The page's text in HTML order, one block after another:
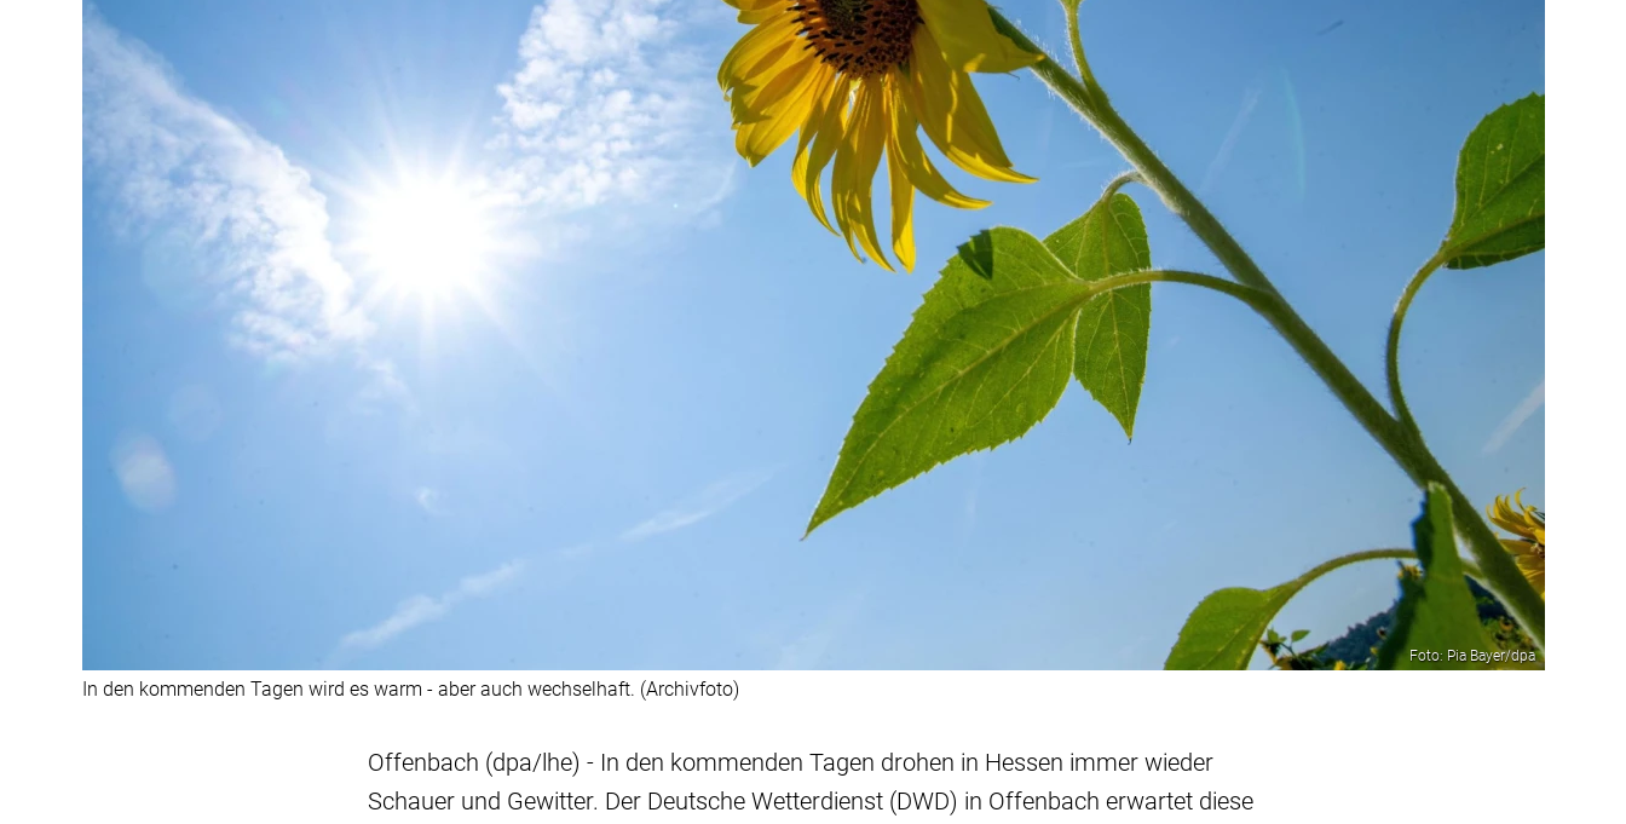
Foto: Pia Bayer/dpa
In den kommenden Tagen wird es warm - aber auch wechselhaft. (Archivfoto)
Offenbach (dpa/lhe) - In den kommenden Tagen drohen in Hessen immer wieder
Schauer und Gewitter. Der Deutsche Wetterdienst (DWD) in Offenbach erwartet diese